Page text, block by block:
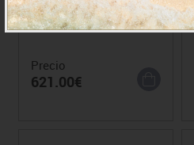
Mesa Executive L izq. est.
Alum. 160x110x80
Precio
621.00€